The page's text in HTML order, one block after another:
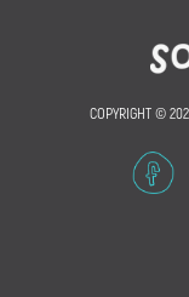
COPYRIGHT ©